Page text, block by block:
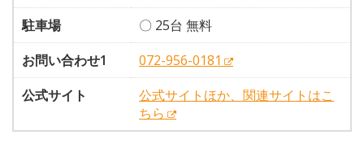
駐車場
〇 25台 無料
お問い合わせ1
072-956-0181
公式サイト
公式サイトほか、関連サイトはこ
ちら